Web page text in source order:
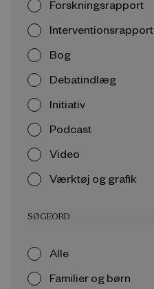
Forskningsrapport
Interventionsrapport
Bog
Debatindlæg
Initiativ
Podcast
Video
Værktøj og grafik
SØGEORD
Alle
Familier og børn